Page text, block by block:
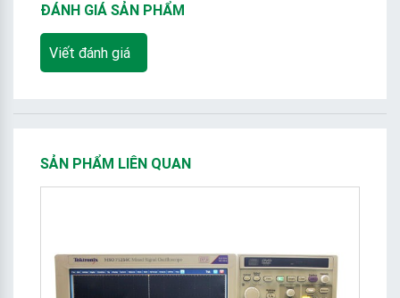
ĐÁNH GIÁ SẢN PHẨM
Viết đánh giá
SẢN PHẨM LIÊN QUAN